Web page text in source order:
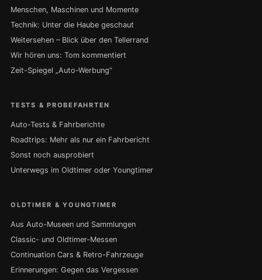
Menschen, Maschinen und Momente
Technik: Unter die Haube geschaut
Weitersehen – Blick über den Tellerrand
Wir hören uns: Tom kommentiert
Zeit-Spiegel „Auto-Werbung“
TESTS & PROBEFAHRTEN
Auto-Tests & Fahrberichte
Roadtrips: Mehr als nur ein Fahrbericht
Sonst noch ausprobiert
Unterwegs im Oldtimer oder Youngtimer
OLDTIMER & YOUNGTIMER
Aus Auto-Museen und Sammlungen
Classic- und Oldtimer-Messen
Continuation Cars & Retro-Fahrzeuge
Erinnerungen: Gegen das Vergessen